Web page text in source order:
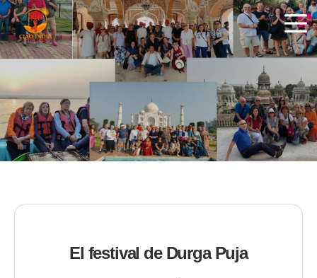
ciaoindiatours
El festival de Durga Puja